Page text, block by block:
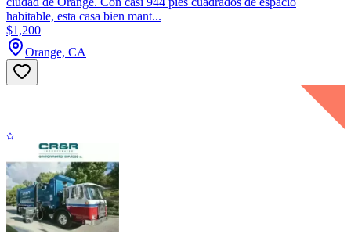
habitable, esta casa bien mant...
$1,200
Orange, CA